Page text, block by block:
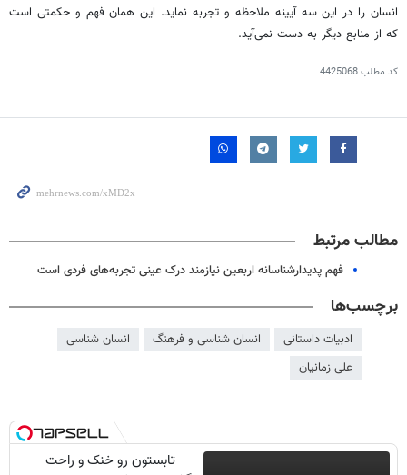
انسان را در این سه آیینه ملاحظه و تجربه نماید. این همان فهم و حکمتی است
که از منابع دیگر به دست نمی‌آید.
کد مطلب4425068
مطالب مرتبط
فهم پدیدارشناسانه اربعین نیازمند درک عینی تجربه‌های فردی است
برچسب‌ها
ادبیات داستانی انسان شناسی و فرهنگ
انسان شناسی
علی زمانیان
تابستون رو خنک و راحت